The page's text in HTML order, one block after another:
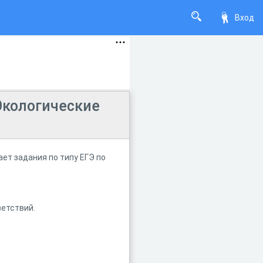
Вход
задания по типу ЕГЭ по